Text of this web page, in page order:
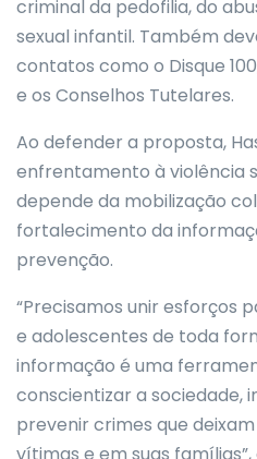
criminal da pedofilia, do
sexual infantil. Também
contatos como o Disque
e os Conselhos Tutelares.
Ao defender a proposta,
enfrentamento à violência
depende da mobilização
fortalecimento da
prevenção.
“Precisamos unir esforços
e adolescentes de toda
informação é uma
conscientizar a sociedade,
prevenir crimes que